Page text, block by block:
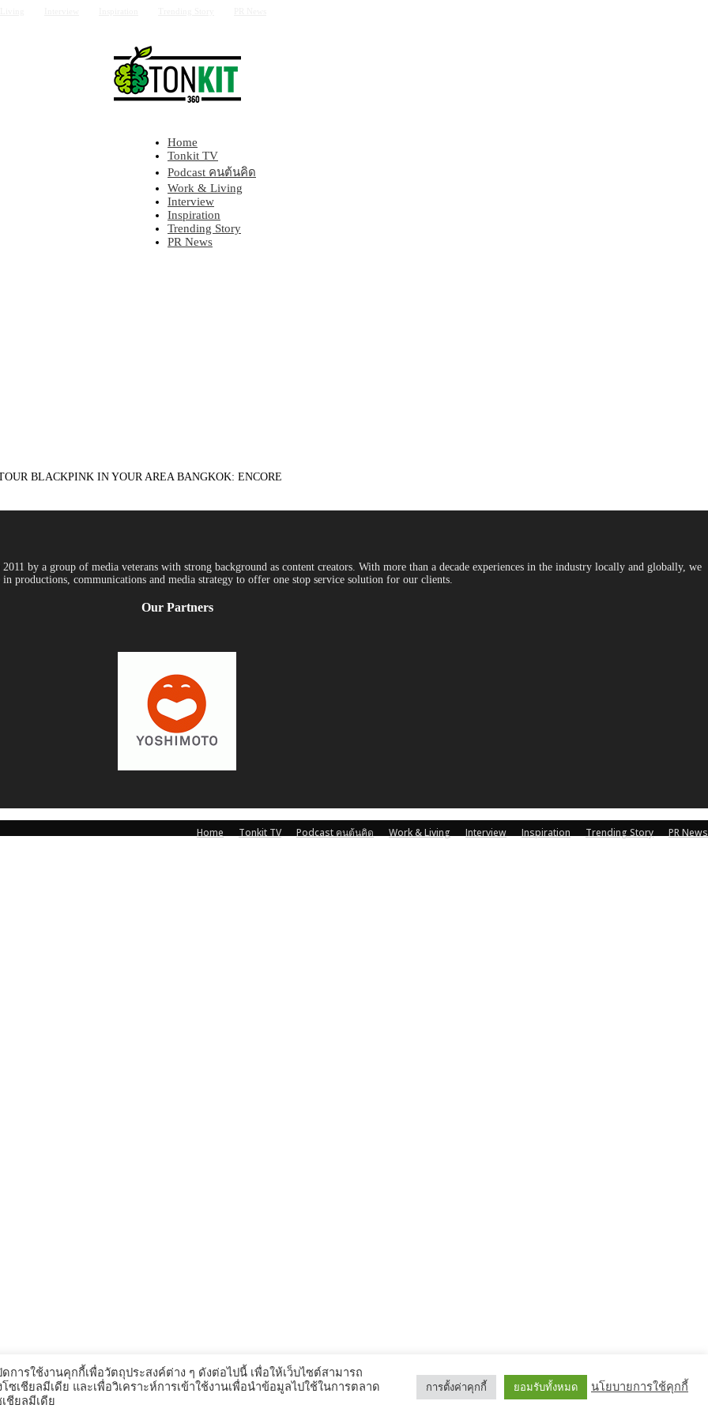
Tonkit360
Home
Tonkit TV
Podcast คนต้นคิด
Work & Living
Interview
Inspiration
Trending Story
PR News
BLACKPINK IN YOUR AREA BANGKOK: ENCORE
by a group of media veterans with strong background as content creators. With more than a decade experiences in the industry locally and globally, we
productions, communications and media strategy to offer one stop service solution for our clients.
Our Partners
Home Tonkit TV Podcast คนต้นคิด Work & Living Interview Inspiration Trending Story PR News
รใช้งานคุกกี้เพื่อวัตถุประสงค์ต่าง ๆ ดังต่อไปนี้ เพื่อให้เว็บไซต์สามารถ
ชียลมีเดีย และเพื่อวิเคราะห์การเข้าใช้งานเพื่อนำข้อมูลไปใช้ในการตลาด
ชียลมีเดีย
การตั้งค่าคุกกี้ ยอมรับทั้งหมด นโยบายการใช้คุกกี้